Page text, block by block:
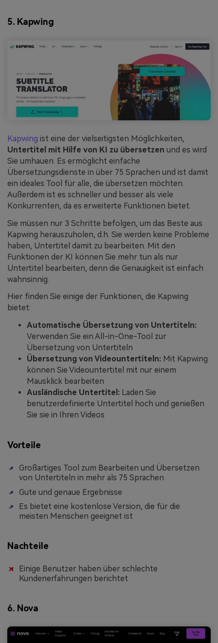
5. Kapwing
Kapwing ist eine der vielseitigsten Möglichkeiten,
Untertitel mit Hilfe von KI zu übersetzen und es wird
Sie umhauen. Es ermöglicht einfache
Übersetzungsdienste in über 75 Sprachen und ist damit
ein ideales Tool für alle, die übersetzen möchten.
Außerdem ist es schneller und besser als viele
Konkurrenten, da es erweiterte Funktionen bietet.
Sie müssen nur 3 Schritte befolgen, um das Beste aus
Kapwing herauszuholen, d.h. Sie werden keine Probleme
haben, Untertitel damit zu bearbeiten. Mit den
Funktionen der KI können Sie mehr tun als nur
Untertitel bearbeiten, denn die Genauigkeit ist einfach
wahnsinnig.
Hier finden Sie einige der Funktionen, die Kapwing
bietet:
Automatische Übersetzung von Untertiteln:
Verwenden Sie ein All-in-One-Tool zur
Übersetzung von Untertiteln
Übersetzung von Videountertiteln: Mit Kapwing
können Sie Videountertitel mit nur einem
Mausklick bearbeiten
Ausländische Untertitel: Laden Sie
benutzerdefinierte Untertitel hoch und genießen
Sie sie in Ihren Videos
Vorteile
Großartiges Tool zum Bearbeiten und Übersetzen
von Untertiteln in mehr als 75 Sprachen
Gute und genaue Ergebnisse
Es bietet eine kostenlose Version, die für die
meisten Menschen geeignet ist
Nachteile
Einige Benutzer haben über schlechte
Kundenerfahrungen berichtet
6. Nova